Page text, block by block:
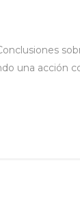
una acción